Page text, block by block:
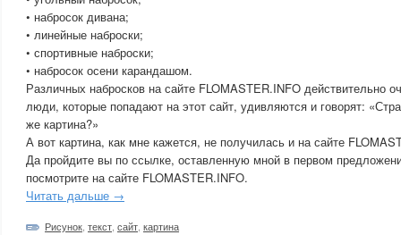
• набросок дивана;
• линейные наброски;
• спортивные наброски;
• набросок осени карандашом.
Различных набросков на сайте FLOMASTER.INFO действительно
люди, которые попадают на этот сайт, удивляются и говорят:
же картина?»
А вот картина, как мне кажется, не получилась и на сайте
Да пройдите вы по ссылке, оставленную мной в первом
посмотрите на сайте FLOMASTER.INFO.
Читать дальше →
Рисунок текст сайт картина